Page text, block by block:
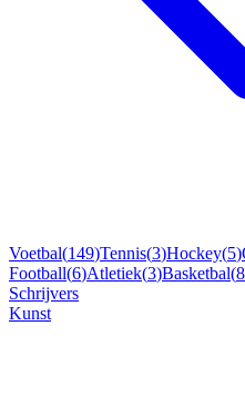
Voetbal(149)Tennis(3)Hockey(5)
Football(6)Atletiek(3)Basketbal(8
Schrijvers
Kunst